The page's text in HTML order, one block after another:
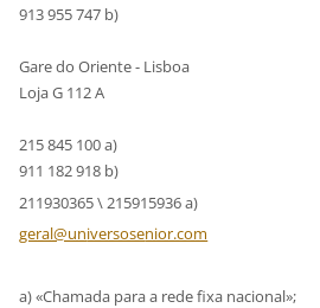
913 955 747 b)
Gare do Oriente - Lisboa
Loja G 112 A
215 845 100 a)
911 182 918 b)
211930365 \ 215915936 a)
geral@universosenior.com
a) «Chamada para a rede fixa nacional»;